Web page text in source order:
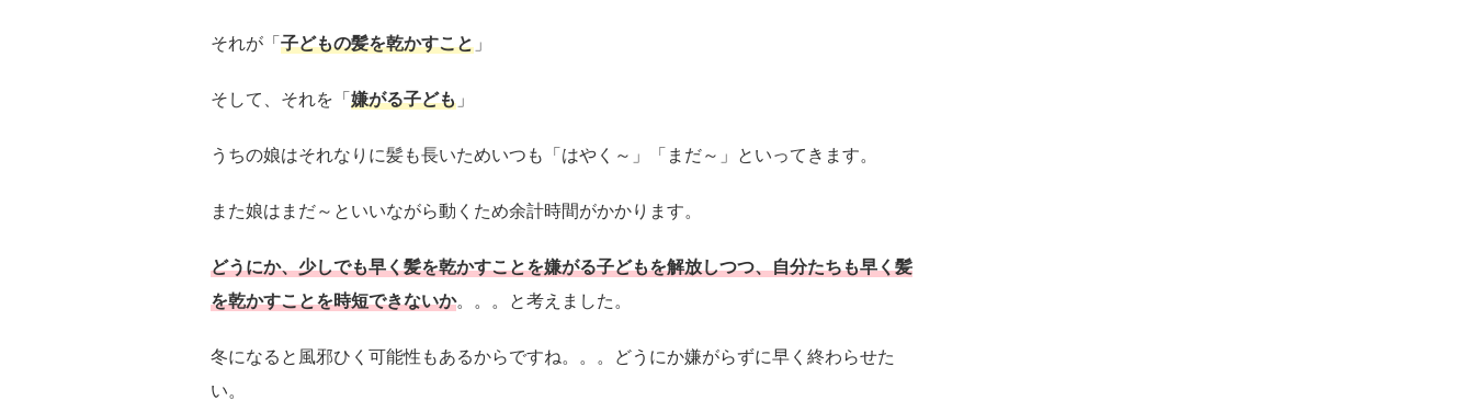
それが「子どもの髪を乾かすこと 」
そして、それを「嫌がる子ども 」
うちの娘はそれなりに髪も長いためいつも「はやく～」「まだ～」といってきます。
また娘はまだ～といいながら動くため余計時間がかかります。
どうにか、少しでも早く髪を乾かすことを嫌がる子どもを解放しつつ、自分たちも早く髪
を乾かすことを時短できないか。。。と考えました。
冬になると風邪ひく可能性もあるからですね。。。どうにか嫌がらずに早く終わらせた
い。